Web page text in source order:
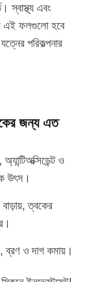
স্বাস্থ্য এবং
এই ফলগুলো হবে
পরিকল্পনার
জন্য এত
ও
উৎস।
ত্বকের
ব্রণ ও দাগ কমায়।